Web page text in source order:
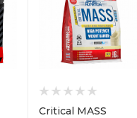
Critical MASS